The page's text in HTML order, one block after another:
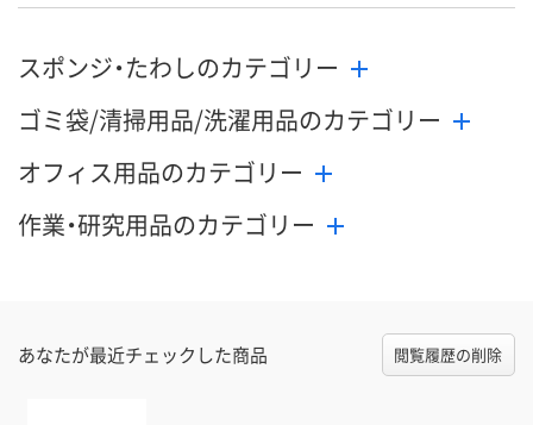
スポンジ・たわしのカテゴリー
ゴミ袋/清掃用品/洗濯用品のカテゴリー
オフィス用品のカテゴリー
作業・研究用品のカテゴリー
あなたが最近チェックした商品 閲覧履歴の削除